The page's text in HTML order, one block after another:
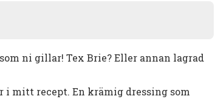
ni gillar! Tex Brie? Eller annan lagrad
i mitt recept. En krämig dressing som